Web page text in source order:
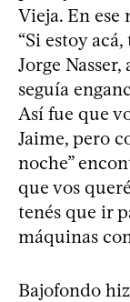
Vieja. En
“Si estoy
Jorge
seguía
Así fue que
Jaime, pero
noche”
que vos
tenés que ir
máquinas
Bajofondo